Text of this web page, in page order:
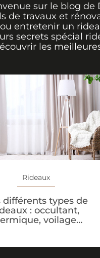
sur le blog de
de travaux et
entretenir un
secrets spécial
les
Rideaux
différents types de
: occultant,
voilage…